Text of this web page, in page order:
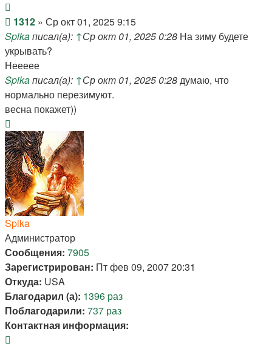
Сообщение
1312 » Ср окт 01, 2025 9:15
Spikaписал(а): ↑Ср окт 01, 2025 0:28 На зиму будете
укрывать?
Неееее
Spikaписал(а): ↑Ср окт 01, 2025 0:28думаю, что
нормально перезимуют.
весна покажет))
к
началу
Spika
Администратор
Сообщения: 7905
Зарегистрирован: Пт фев 09, 2007 20:31
Откуда: USA
Благодарил (а): 1396 раз
Поблагодарили: 737 раз
Контактная информация: